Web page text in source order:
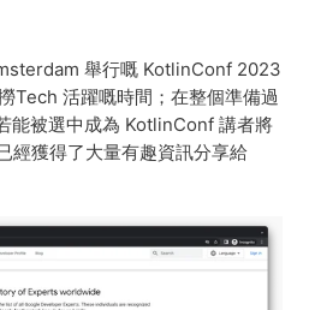
舉行嘅 KotlinConf 2023
Tech 活躍嘅時間；在整個準備過
能被選中成為 KotlinConf 講者將
經獲得了大量有趣資訊分享給